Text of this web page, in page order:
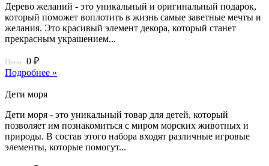
Дерево желаний - это уникальный и оригинальный подарок,
который поможет воплотить в жизнь самые заветные мечты и
желания. Это красивый элемент декора, который станет
прекрасным украшением...
Цена: 0 ₽
Подробнее »
Дети моря
Дети моря - это уникальный товар для детей, который
позволяет им познакомиться с миром морских животных и
природы. В состав этого набора входят различные игровые
элементы, которые помогут...